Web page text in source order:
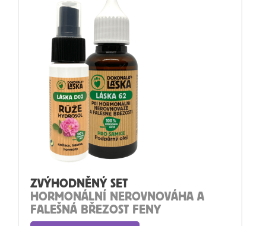
ZVÝHODNĚNÝ SET
HORMONÁLNÍ NEROVNOVÁHA A
FALEŠNÁ BŘEZOST FENY